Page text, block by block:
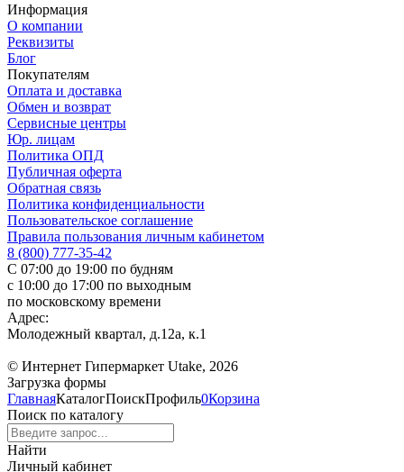
Информация
О компании
Реквизиты
Блог
Покупателям
Оплата и доставка
Обмен и возврат
Сервисные центры
Юр. лицам
Политика ОПД
Публичная оферта
Обратная связь
Политика конфиденциальности
Пользовательское соглашение
Правила пользования личным кабинетом
8 (800) 777-35-42
С 07:00 до 19:00 по будням
с 10:00 до 17:00 по выходным
по московскому времени
Адрес:
Молодежный квартал, д.12а, к.1
© Интернет Гипермаркет Utake, 2026
Загрузка формы
ГлавнаяКаталогПоискПрофиль0Корзина
Поиск по каталогу
Найти
Личный кабинет